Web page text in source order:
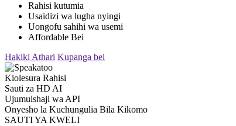
Rahisi kutumia
Usaidizi wa lugha nyingi
Uongofu sahihi wa usemi
Affordable Bei
Hakiki Athari Kupanga bei
Kiolesura Rahisi
Sauti za HD AI
Ujumuishaji wa API
Onyesho la Kuchungulia Bila Kikomo
SAUTI YA KWELI